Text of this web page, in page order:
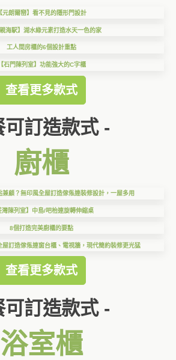
【元朗爾巒】看不見的隱形門設計
親海駅】湖水綠元素打造水天一色的家
工人間房櫃的6個設計重點
【石門陳列室】功能強大的C字櫃
查看更多款式
可訂造款式 -
廚櫃
兼顧？無印風全屋訂造傢俬連裝修設計，一屋多用
灣陳列室】中島/吧枱連旋轉伸縮桌
8個打造完美廚櫃的要點
屋訂造傢俬連窗台櫃、電視牆，現代簡約裝修更光猛
查看更多款式
可訂造款式 -
浴室櫃